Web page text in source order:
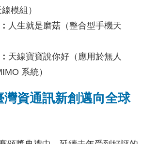
模組）
人生就是磨菇（整合型手機天
天線寶寶說你好（應用於無人
系統）
灣資通訊新創邁向全球